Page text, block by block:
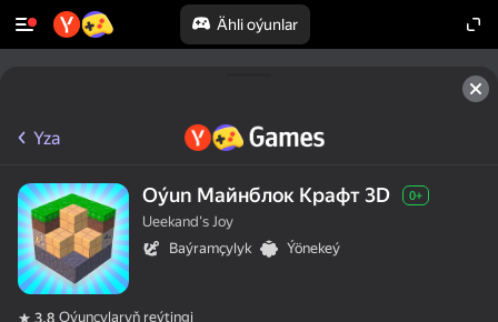
Ähli oýunlar
Yza
Oýun Майнблок Крафт 3D 0+
Ueekand's Joy
Baýramçylyk
Ýönekeý
3,8 Oýunçylaryň reýtingi